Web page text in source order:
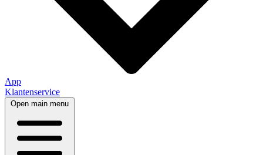
App
Klantenservice
Open main menu